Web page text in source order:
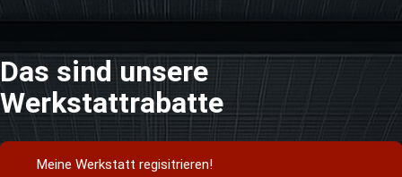
Das sind unsere
Werkstattrabatte
Meine Werkstatt regisitrieren!